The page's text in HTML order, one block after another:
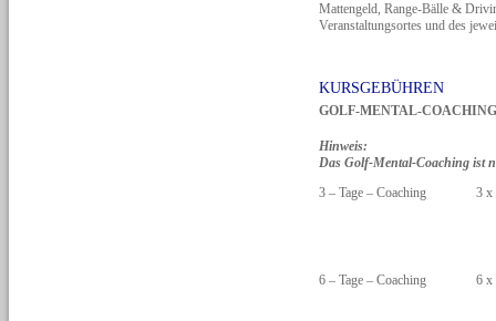
Mattengeld, Range-Bälle &
Veranstaltungsortes und des
KURSGEBÜHREN
GOLF-MENTAL-
Hinweis:
Das Golf-Mental-Coaching ist
3 – Tage – Coaching
3 x
6 – Tage – Coaching 6 x